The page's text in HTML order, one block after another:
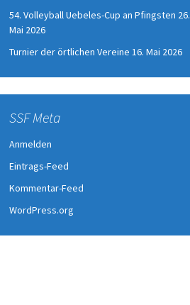
54. Volleyball Uebeles-Cup an Pfingsten 26.
Mai 2026
Turnier der örtlichen Vereine 16. Mai 2026
SSF Meta
Anmelden
Eintrags-Feed
Kommentar-Feed
WordPress.org